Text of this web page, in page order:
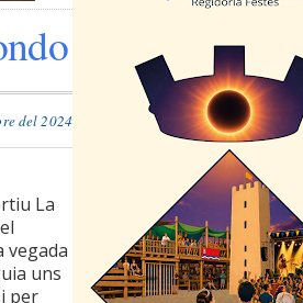
del 2024
La
vegada
uns
per